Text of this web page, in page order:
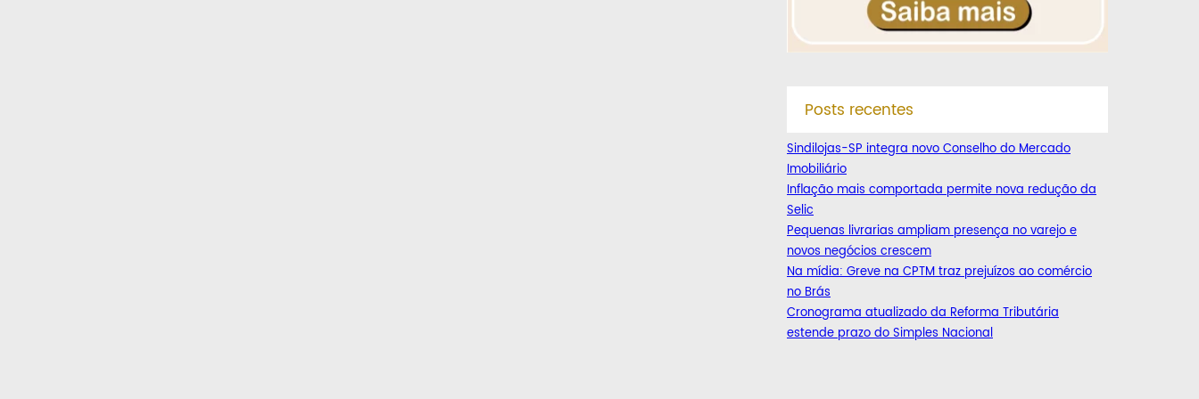
Posts recentes
Sindilojas-SP integra novo Conselho do Mercado
Imobiliário
Inflação mais comportada permite nova redução da
Selic
Pequenas livrarias ampliam presença no varejo e
novos negócios crescem
Na mídia: Greve na CPTM traz prejuízos ao comércio
no Brás
Cronograma atualizado da Reforma Tributária
estende prazo do Simples Nacional